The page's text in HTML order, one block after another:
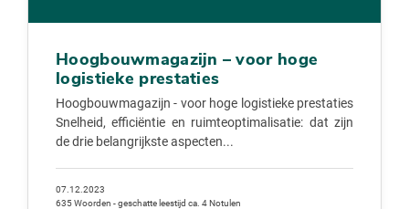
Hoogbouwmagazijn – voor hoge
logistieke prestaties
Hoogbouwmagazijn - voor hoge logistieke prestaties
Snelheid, efficiëntie en ruimteoptimalisatie: dat zijn
de drie belangrijkste aspecten...
07.12.2023
635 Woorden - geschatte leestijd ca. 4 Notulen